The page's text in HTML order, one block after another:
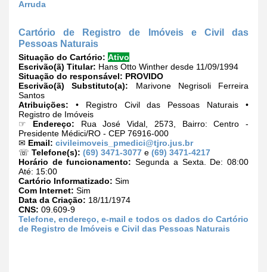
Arruda
Cartório de Registro de Imóveis e Civil das
Pessoas Naturais
Situação do Cartório: Ativo
Escrivão(ã) Titular: Hans Otto Winther desde 11/09/1994
Situação do responsável: PROVIDO
Escrivão(ã) Substituto(a): Marivone Negrisoli Ferreira
Santos
Atribuições: • Registro Civil das Pessoas Naturais •
Registro de Imóveis
☞ Endereço: Rua José Vidal, 2573, Bairro: Centro -
Presidente Médici/RO - CEP 76916-000
✉ Email: civileimoveis_pmedici@tjro.jus.br
☏ Telefone(s): (69) 3471-3077 e (69) 3471-4217
Horário de funcionamento: Segunda a Sexta. De: 08:00
Até: 15:00
Cartório Informatizado: Sim
Com Internet: Sim
Data da Criação: 18/11/1974
CNS: 09.609-9
Telefone, endereço, e-mail e todos os dados do Cartório
de Registro de Imóveis e Civil das Pessoas Naturais